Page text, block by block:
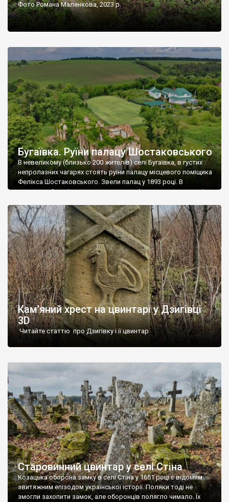
Фото Романа Маленкова, 2023 р.
Бугаївка. Руїни палацу Шостаковського
В невеликому (близько 200 жителів) селі Бугаївка, в густих
непролазних чагарях стоять руїни палацу місцевого поміщика
Фелікса Шостаковського. Звели палац у 1893 році. В
радянський період у ньому спочатку містилася школа, потім
століття тут розмістили туберкульозну лікарню. Коли із
палацу виїхала лікарня – ми точно не […]
Кам’яний хрест на цвинтарі у Дзигівці
3D
Читайте статтю про Дзигівку і її цвинтар
Старовинний цвинтар у селі Стіна
Козацька оборона замку в селі Стіна у 1651 році є відомим
звитяжним епізодом української історії. Поляки тоді не
змогли захопити замок, але оборонців полягло чимало. Їх